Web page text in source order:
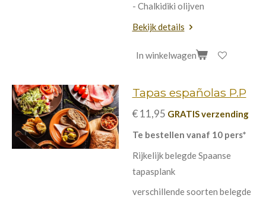
- Chalkidiki olijven
Bekijk details
In winkelwagen
Tapas españolas P.P
€ 11,95 GRATIS verzending
Te bestellen vanaf 10 pers*
Rijkelijk belegde Spaanse
tapasplank
verschillende soorten belegde